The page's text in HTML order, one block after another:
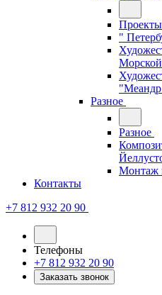
"
Морской
Разное
Разное
Монтаж
Контакты
+7 812 932 20 90
Телефоны
+7 812 932 20 90
Заказать звонок